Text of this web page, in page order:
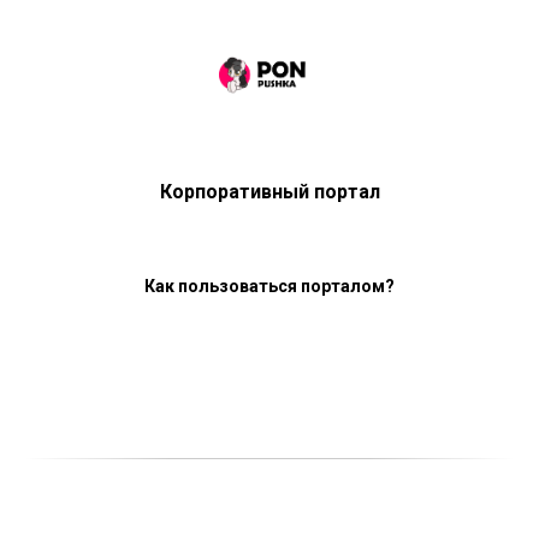
Корпоративный портал
Как пользоваться порталом?